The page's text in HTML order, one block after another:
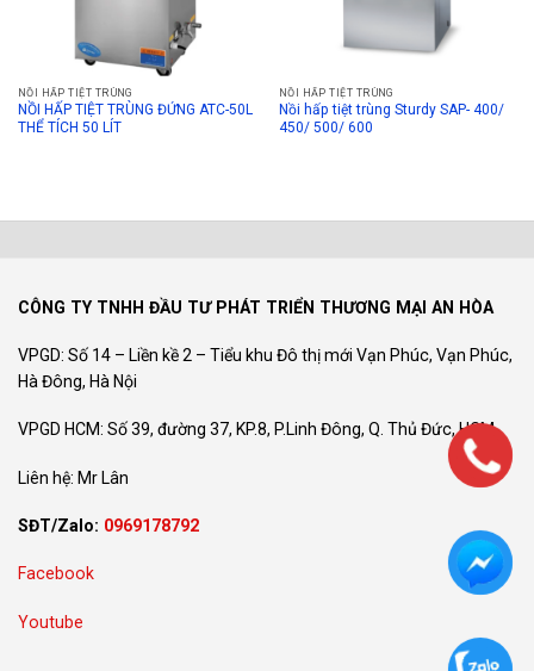
NỒI HẤP TIỆT TRÙNG
NỒI HẤP TIỆT TRÙNG ĐỨNG ATC-50L
THỂ TÍCH 50 LÍT
NỒI HẤP TIỆT TRÙNG
Nồi hấp tiệt trùng Sturdy SAP- 400/
450/ 500/ 600
CÔNG TY TNHH ĐẦU TƯ PHÁT TRIỂN THƯƠNG MẠI AN HÒA
VPGD: Số 14 – Liền kề 2 – Tiểu khu Đô thị mới Vạn Phúc, Vạn Phúc,
Hà Đông, Hà Nội
VPGD HCM: Số 39, đường 37, KP.8, P.Linh Đông, Q. Thủ Đức, HCM
Liên hệ: Mr Lân
SĐT/Zalo: 0969178792
Facebook
Youtube